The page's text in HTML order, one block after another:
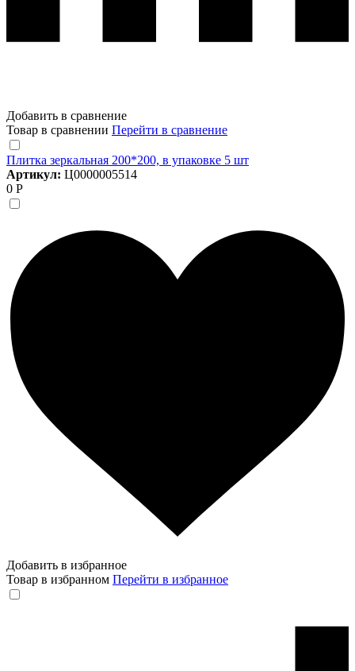
Добавить в сравнение
Товар в сравнении Перейти в сравнение
Плитка зеркальная 200*200, в упаковке 5 шт
Артикул: Ц0000005514
0 Р
Добавить в избранное
Товар в избранном Перейти в избранное